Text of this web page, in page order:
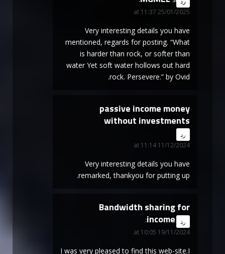
25/01/2025 at 11:37
Very interesting details you have
mentioned, regards for posting. “What
is harder than rock, or softer than
water Yet soft water hollows out hard
rock. Persevere.” by Ovid.
passive income money
without investments
says:
11/12/2024 at 11:14
رد
Very interesting details you have
remarked, thankyou for putting up.
Bandwidth sharing for
income
says:
19/11/2024 at 10:05
رد
I was very pleased to find this web-site.I